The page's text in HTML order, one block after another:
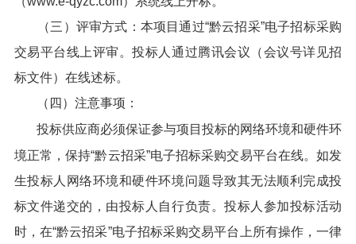
（三）评审方式：本项目通过“黔云招采”电子招标采购
交易平台线上评审。投标人通过腾讯会议（会议号详见招
标文件）在线述标。
（四）注意事项：
投标供应商必须保证参与项目投标的网络环境和硬件环
境正常，保持“黔云招采”电子招标采购交易平台在线。如发
生投标人网络环境和硬件环境问题导致其无法顺利完成投
标文件递交的，由投标人自行负责。投标人参加投标活动
时，在“黔云招采”电子招标采购交易平台上所有操作，一律